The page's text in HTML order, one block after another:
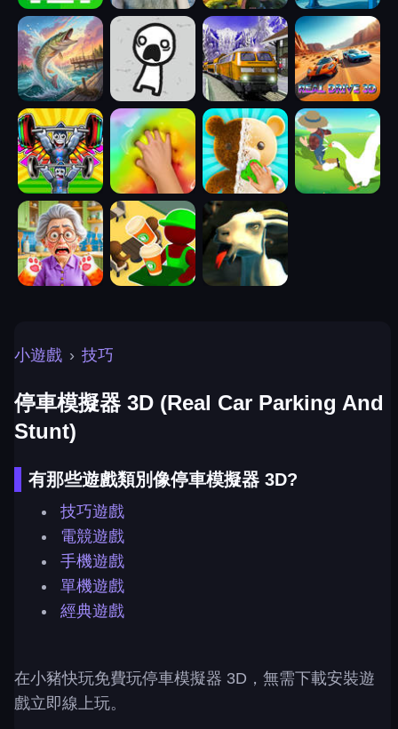
小遊戲 › 技巧
停車模擬器 3D (Real Car Parking And
Stunt)
有那些遊戲類別像停車模擬器 3D?
技巧遊戲
電競遊戲
手機遊戲
單機遊戲
經典遊戲
在小豬快玩免費玩停車模擬器 3D，無需下載安裝遊
戲立即線上玩。